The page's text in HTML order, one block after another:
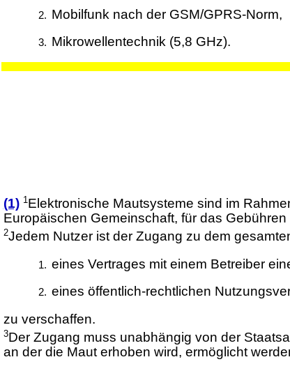
Mobilfunk nach der GSM/GPRS-Norm,
Mikrowellentechnik (5,8 GHz).
(1) 1Elektronische Mautsysteme sind im
Europäischen Gemeinschaft, für das
2Jedem Nutzer ist der Zugang zu dem
eines Vertrages mit einem Betreiber
eines öffentlich-rechtlichen
zu verschaffen.
3Der Zugang muss unabhängig von der
an der die Maut erhoben wird, ermöglicht